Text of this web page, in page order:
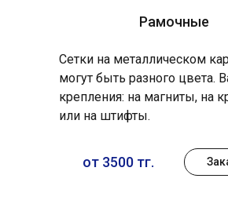
Рамочные
Сетки на металлическом
могут быть разного цвета.
крепления: на магниты, на
или на штифты.
от 3500 тг.